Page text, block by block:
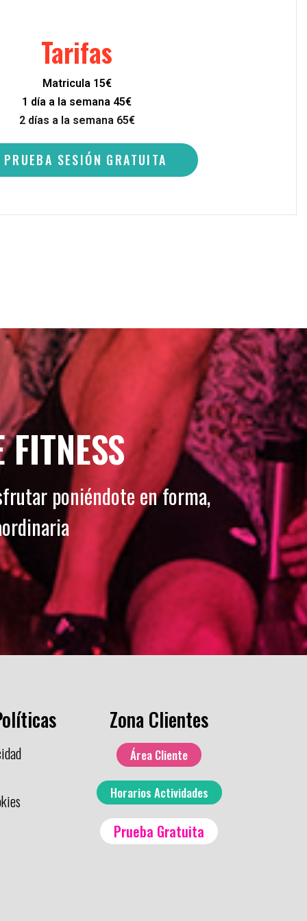
Tarifas
Matricula 15€
1 día a la semana 45€
2 días a la semana 65€
PRUEBA SESIÓN GRATUITA
poniéndote en forma,
Zona Clientes
Área Cliente
Horarios Actividades
Prueba Gratuita